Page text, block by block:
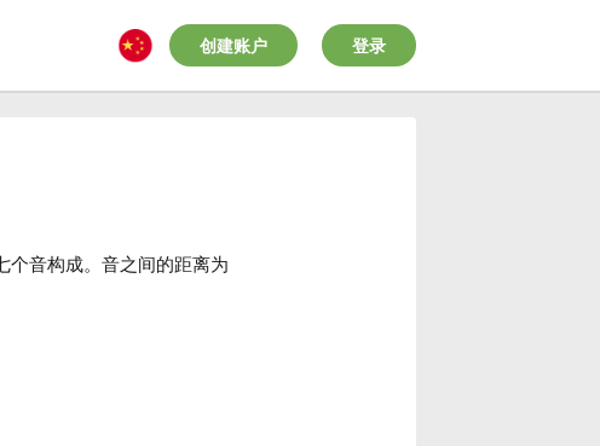
创建账户 登录
个音构成。音之间的距离为